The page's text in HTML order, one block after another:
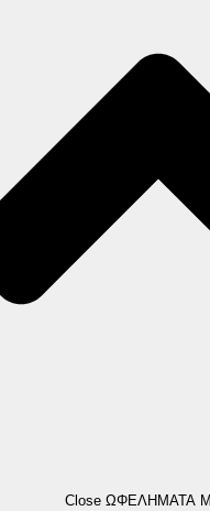
Close ΩΦΕΛΗΜΑΤΑ